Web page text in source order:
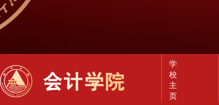
学
校
主
页